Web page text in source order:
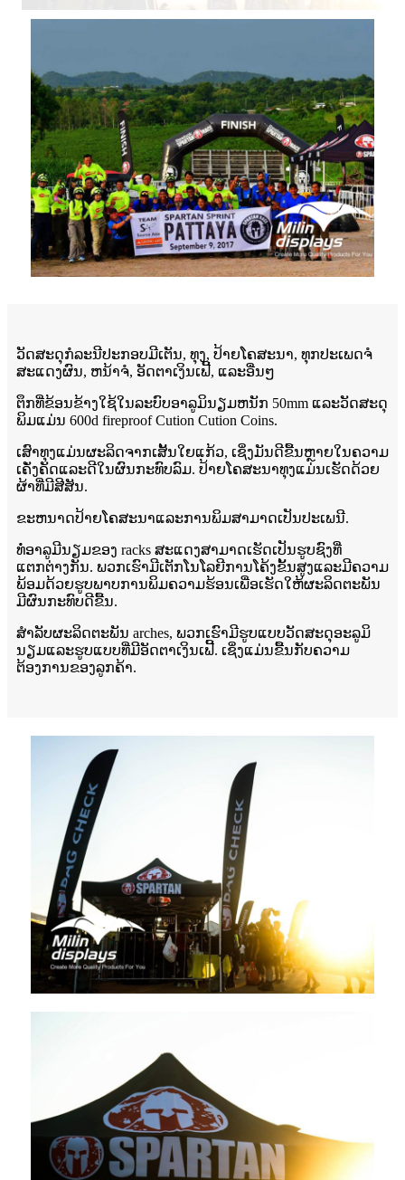
ວັດສະດຸກໍລະນີປະກອບມີເຕັນ, ທຸງ, ປ້າຍໂຄສະນາ, ທຸກປະເພດຈໍ
ສະແດງຜົນ, ຫນ້າຈໍ, ອັດຕາເງິນເຟີ້, ແລະອື່ນໆ
ຕຶກທີ່ຂ້ອນຂ້າງໃຊ້ໃນລະບົບອາລູມິນຽມຫນັກ 50mm ແລະວັດສະດຸ
ພິມແມ່ນ 600d fireproof Cution Cution Coins.
ເສົາທຸງແມ່ນຜະລິດຈາກເສັ້ນໃຍແກ້ວ, ເຊິ່ງມັນດີຂື້ນຫຼາຍໃນຄວາມ
ເຄັ່ງຄັດແລະດີໃນຜົນກະທົບລົມ. ປ້າຍໂຄສະນາທຸງແມ່ນເຮັດດ້ວຍ
ຜ້າທີ່ມີສີສັນ.
ຂະຫນາດປ້າຍໂຄສະນາແລະການພິມສາມາດເປັນປະເພນີ.
ທໍ່ອາລູມີນຽມຂອງ racks ສະແດງສາມາດເຮັດເປັນຮູບຊົງທີ່
ແຕກຕ່າງກັນ. ພວກເຮົາມີເຕັກໂນໂລຍີການໂຄ້ງຂັ້ນສູງແລະມີຄວາມ
ພ້ອມດ້ວຍຮູບພາບການພິມຄວາມຮ້ອນເພື່ອເຮັດໃຫ້ຜະລິດຕະພັນ
ມີຜົນກະທົບດີຂື້ນ.
ສໍາລັບຜະລິດຕະພັນ arches, ພວກເຮົາມີຮູບແບບວັດສະດຸອະລູມິ
ນຽມແລະຮູບແບບທີ່ມີອັດຕາເງິນເຟີ້. ເຊິ່ງແມ່ນຂື້ນກັບຄວາມ
ຕ້ອງການຂອງລູກຄ້າ.